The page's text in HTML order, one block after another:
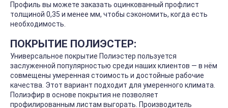
Профиль вы можете заказать оцинкованный профлист
толщиной 0,35 и менее мм, чтобы сэкономить, когда есть
необходимость.
ПОКРЫТИЕ ПОЛИЭСТЕР:
Универсальное покрытие Полиэстер пользуется
заслуженной популярностью среди наших клиентов — в нём
совмещены умеренная стоимость и достойные рабочие
качества. Этот вариант подходит для умеренного климата.
Полиэфир в основе покрытия не позволяет
профилированным листам выгорать. Производитель